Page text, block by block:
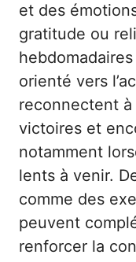
et des
gratitude ou
orienté vers
reconnectent
victoires et
notamment
lents à venir.
comme des
peuvent
renforcer la